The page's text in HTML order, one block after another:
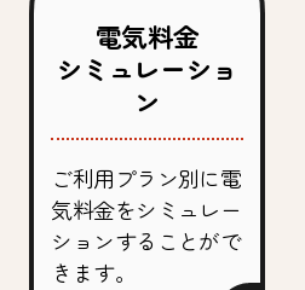
電気料金
シミュレーショ
ン
ご利用プラン別に電
気料金をシミュレー
ションすることがで
きます。